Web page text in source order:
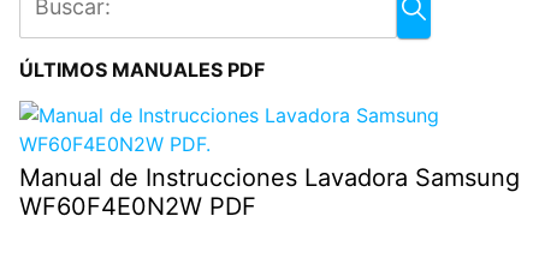
ÚLTIMOS MANUALES PDF
Manual de Instrucciones Lavadora Samsung
WF60F4E0N2W PDF